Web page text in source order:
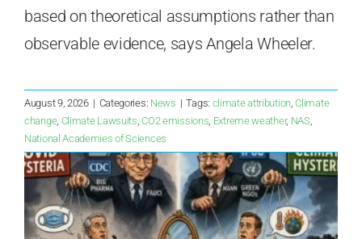
based on theoretical assumptions rather than
observable evidence, says Angela Wheeler.
August 9, 2026 | Categories: News | Tags: climate attribution,Climate
change, Climate Lawsuits,CO2 emissions, Extreme weather, NAS,
National Academies of Sciences